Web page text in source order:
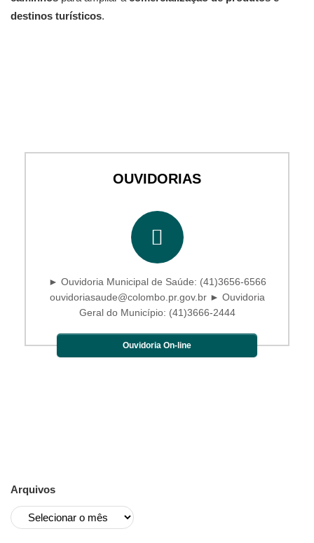
destinos turísticos.
OUVIDORIAS
► Ouvidoria Municipal de Saúde: (41)3656-6566
ouvidoriasaude@colombo.pr.gov.br ► Ouvidoria
Geral do Município: (41)3666-2444
Ouvidoria On-line
Arquivos